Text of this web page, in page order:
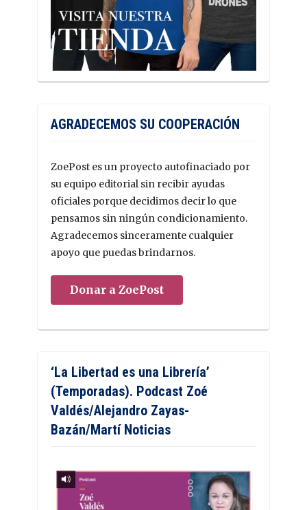
AGRADECEMOS SU COOPERACIÓN
ZoePost es un proyecto autofinaciado por
su equipo editorial sin recibir ayudas
oficiales porque decidimos decir lo que
pensamos sin ningún condicionamiento.
Agradecemos sinceramente cualquier
apoyo que puedas brindarnos.
Donar a ZoePost
‘La Libertad es una Librería’
(Temporadas). Podcast Zoé
Valdés/Alejandro Zayas-
Bazán/Martí Noticias